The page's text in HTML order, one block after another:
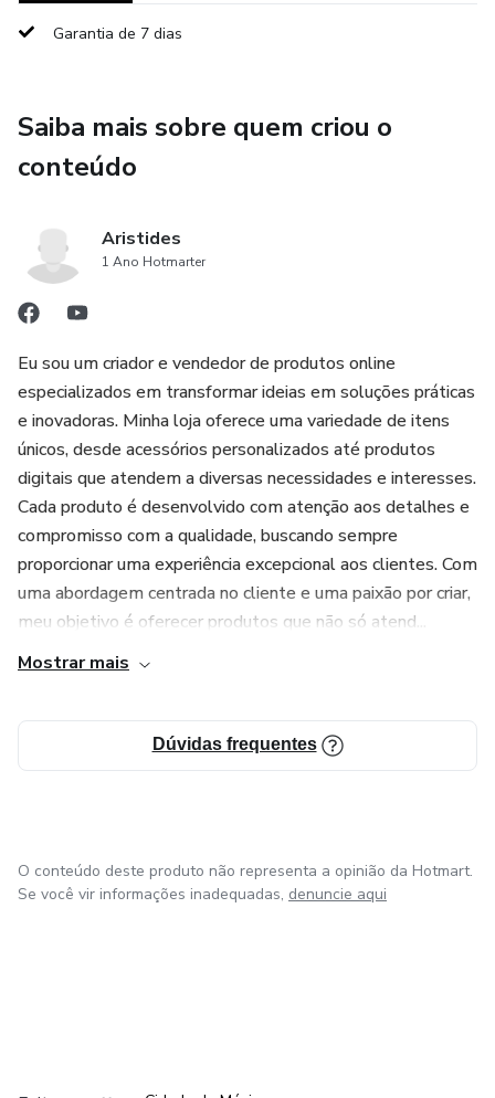
Transforme suas unhas e sua autoestima! Não perca
tempo, garanta já o seu guia e tenha **unhas
👉 **Adquira agora** e comece sua transformação!
Garantia de 7 dias
Saiba mais sobre quem criou o
conteúdo
Aristides
1 Ano Hotmarter
Eu sou um criador e vendedor de produtos online
especializados em transformar ideias em soluções práticas
e inovadoras. Minha loja oferece uma variedade de itens
únicos, desde acessórios personalizados até produtos
digitais que atendem a diversas necessidades e interesses.
Cada produto é desenvolvido com atenção aos detalhes e
compromisso com a qualidade, buscando sempre
proporcionar uma experiência excepcional aos clientes. Com
uma abordagem centrada no cliente e uma paixão por criar,
meu objetivo é oferecer produtos que não só atend...
Mostrar mais
Dúvidas frequentes
O conteúdo deste produto não representa a opinião da Hotmart.
Se você vir informações inadequadas, denuncie aqui